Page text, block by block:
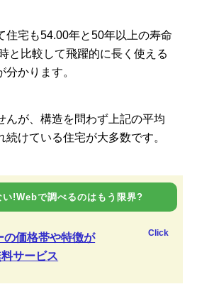
住宅も54.00年と50年以上の寿命
と比較して飛躍的に長く使える
分かります。
んが、構造を問わず上記の平均
けている住宅が大多数です。
い!Webで調べるのはもう限界?
価格帯や特徴が
サービス
Click